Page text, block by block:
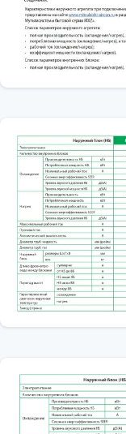
Робота в режимі
при низькій
піддону
конденсату.
Підключення 2 або 4
виконання.
Низький рівень шуму і
Передбачена
фреонопроводов і
при неправильному